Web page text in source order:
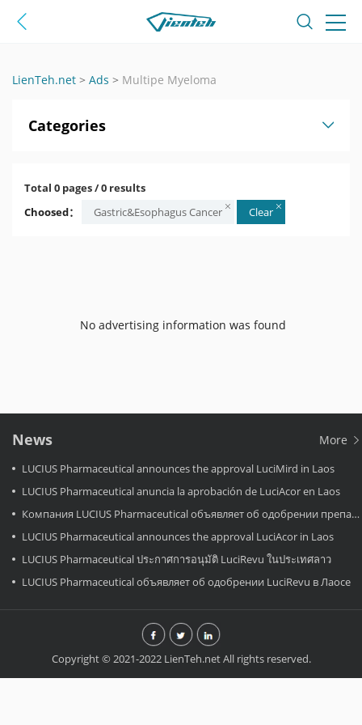
LienTeh.net > Ads > Multipe Myeloma
Categories
Total 0 pages / 0 results
Choosed：
Gastric&Esophagus Cancer Clear
No advertising information was found
News More
LUCIUS Pharmaceutical announces the approval LuciMird in Laos
LUCIUS Pharmaceutical anuncia la aprobación de LuciAcor en Laos
Компания LUCIUS Pharmaceutical объявляет об одобрении препарата LuciAcor в Лаосе.
LUCIUS Pharmaceutical announces the approval LuciAcor in Laos
LUCIUS Pharmaceutical ประกาศการอนุมัติ LuciRevu ในประเทศลาว
LUCIUS Pharmaceutical объявляет об одобрении LuciRevu в Лаосе
Copyright © 2021-2022 LienTeh.net All rights reserved.